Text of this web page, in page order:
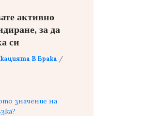
активно
за да
си
В Брака /